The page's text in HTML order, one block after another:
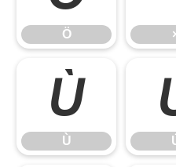
Ö
Ù
Ù